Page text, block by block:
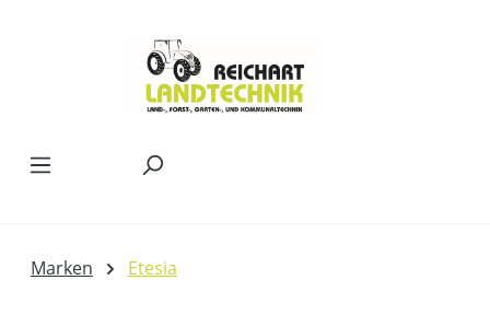
Marken Etesia